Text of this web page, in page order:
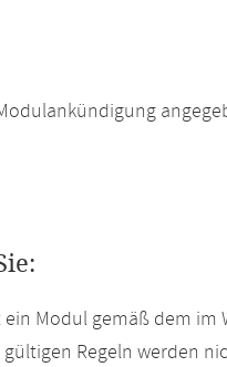
ein Modul gemäß dem
Regeln werden